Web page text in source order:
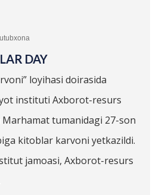
DAY
loyihasi doirasida
instituti Axborot-resurs
tumanidagi 27-son
kitoblar karvoni yetkazildi.
jamoasi, Axborot-resurs